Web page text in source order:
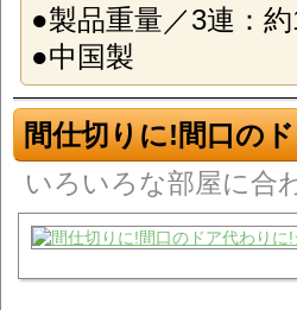
●製品重量／3連：
●中国製
間仕切りに!間口の
いろいろな部屋に合